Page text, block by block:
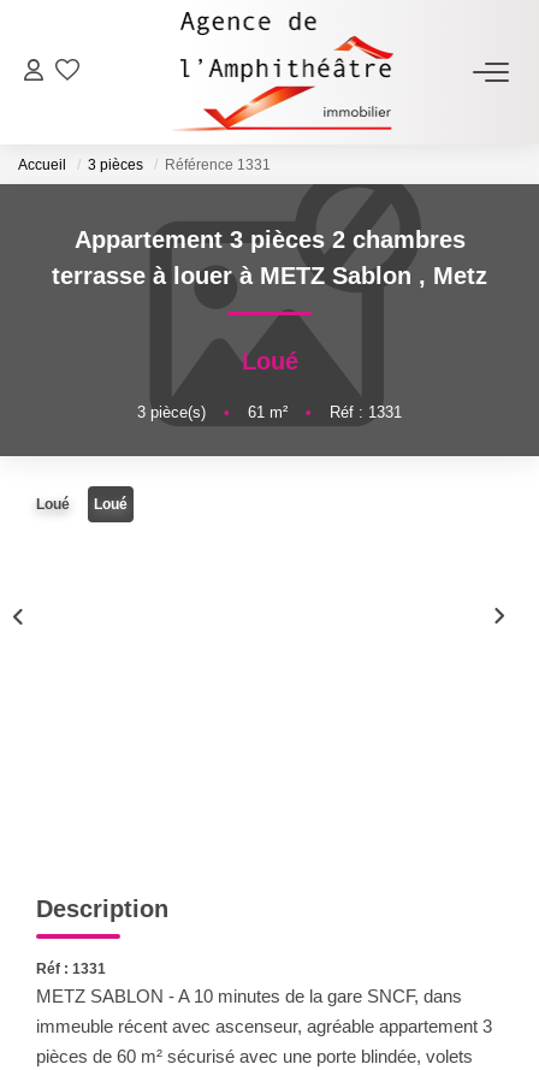
ACHETER
LOUER
ESTIMER
FAIRE GÉRER
NOTRE AGENCE
Accueil 3 pièces Référence 1331
Appartement 3 pièces 2 chambres
terrasse à louer à METZ Sablon , Metz
Loué
3 pièce(s) • 61 m² • Réf : 1331
Loué Loué
Description
Réf : 1331
METZ SABLON - A 10 minutes de la gare SNCF, dans
immeuble récent avec ascenseur, agréable appartement 3
pièces de 60 m² sécurisé avec une porte blindée, volets